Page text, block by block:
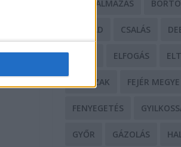
BÁNTALMAZÁS
CSALÁD CSALÁS
ELFOGÁS
ERŐSZAK FEJÉR MEGYE
FENYEGETÉS
GYŐR GÁZOLÁS